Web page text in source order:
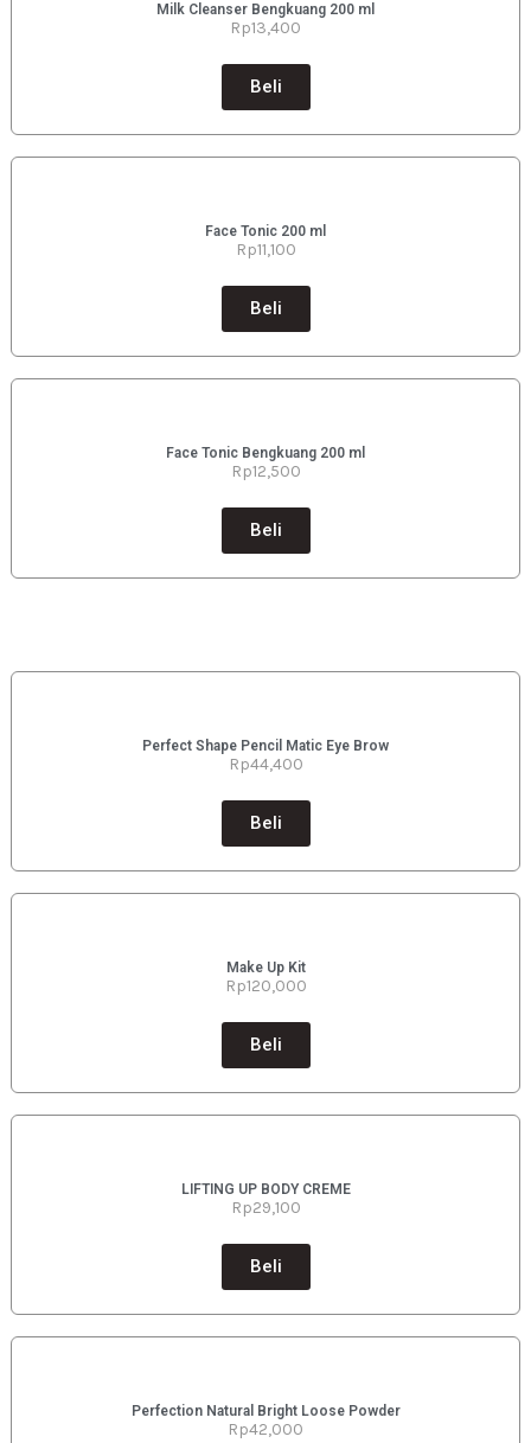
Milk Cleanser Bengkuang 200 ml
Rp13,400
Beli
Face Tonic 200 ml
Rp11,100
Beli
Face Tonic Bengkuang 200 ml
Rp12,500
Beli
Perfect Shape Pencil Matic Eye Brow
Rp44,400
Beli
Make Up Kit
Rp120,000
Beli
LIFTING UP BODY CREME
Rp29,100
Beli
Perfection Natural Bright Loose Powder
Rp42,000